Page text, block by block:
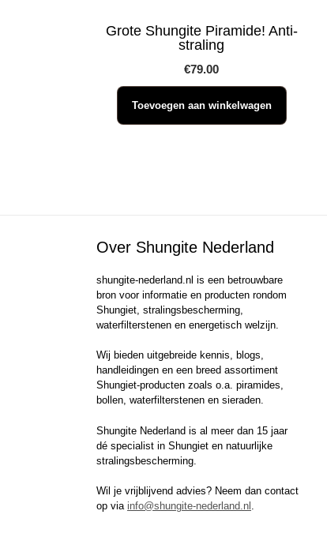
Grote Shungite Piramide! Anti-
straling
€79.00
Toevoegen aan winkelwagen
Over Shungite Nederland
shungite-nederland.nl is een betrouwbare
bron voor informatie en producten rondom
Shungiet, stralingsbescherming,
waterfilterstenen en energetisch welzijn.
Wij bieden uitgebreide kennis, blogs,
handleidingen en een breed assortiment
Shungiet-producten zoals o.a. piramides,
bollen, waterfilterstenen en sieraden.
Shungite Nederland is al meer dan 15 jaar
dé specialist in Shungiet en natuurlijke
stralingsbescherming.
Wil je vrijblijvend advies? Neem dan contact
op via info@shungite-nederland.nl .